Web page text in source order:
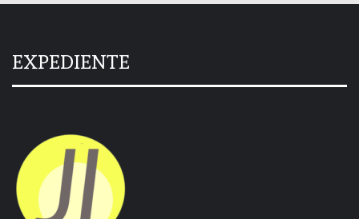
EXPEDIENTE